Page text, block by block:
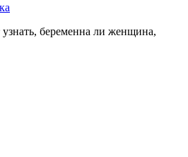
беременна ли женщина,